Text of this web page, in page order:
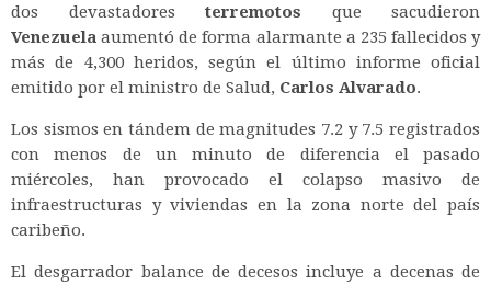
dos devastadores terremotos que sacudieron
Venezuela aumentó de forma alarmante a 235 fallecidos y
más de 4,300 heridos, según el último informe oficial
emitido por el ministro de Salud, Carlos Alvarado.
Los sismos en tándem de magnitudes 7.2 y 7.5 registrados
con menos de un minuto de diferencia el pasado
miércoles, han provocado el colapso masivo de
infraestructuras y viviendas en la zona norte del país
caribeño.
El desgarrador balance de decesos incluye a decenas de